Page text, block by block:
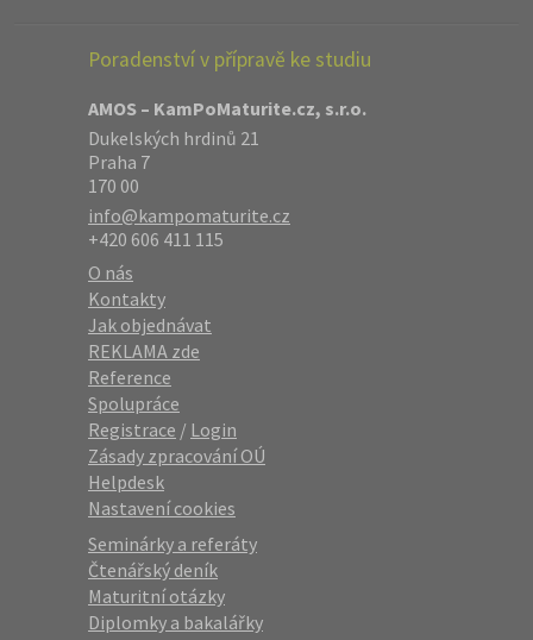
Poradenství v přípravě ke studiu
AMOS – KamPoMaturite.cz, s.r.o.
Dukelských hrdinů 21
Praha 7
170 00
info@kampomaturite.cz
+420 606 411 115
O nás
Kontakty
Jak objednávat
REKLAMA zde
Reference
Spolupráce
Registrace / Login
Zásady zpracování OÚ
Helpdesk
Nastavení cookies
Seminárky a referáty
Čtenářský deník
Maturitní otázky
Diplomky a bakalářky